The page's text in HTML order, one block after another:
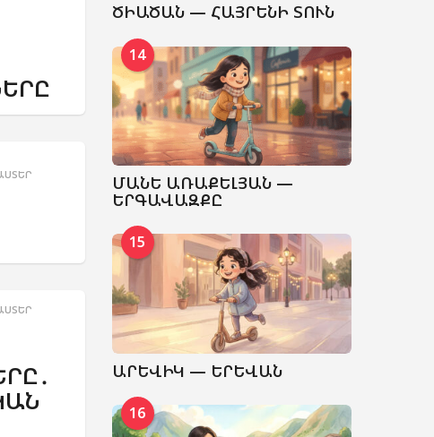
ԾԻԱԾԱՆ — ՀԱՅՐԵՆԻ ՏՈՒՆ
14
ՄԱՆԵ ԱՌԱՔԵԼՅԱՆ —
ԵՐԳԱՎԱԶՔԸ
15
ԱՐԵՎԻԿ — ԵՐԵՎԱՆ
16